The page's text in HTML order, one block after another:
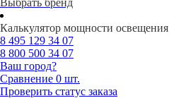
Выбрать бренд
Калькулятор мощности освещения
8 495 129 34 07
8 800 500 34 07
Ваш город?
Сравнение 0 шт.
Проверить статус заказа